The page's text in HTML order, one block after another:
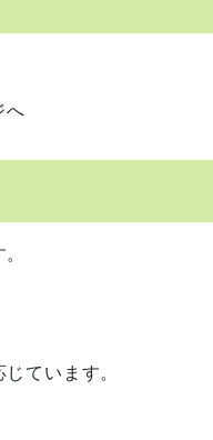
へ
ています。